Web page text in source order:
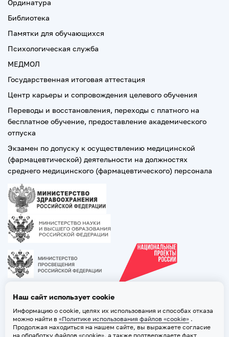
Ординатура
Библиотека
Памятки для обучающихся
Психологическая служба
МЕДМОЛ
Государственная итоговая аттестация
Центр карьеры и сопровождения целевого обучения
Переводы и восстановления, переходы с платного на
бесплатное обучение, предоставление академического
отпуска
Экзамен по допуску к осуществлению медицинской
(фармацевтической) деятельности на должностях
среднего медицинского (фармацевтического) персонала
Наш сайт использует cookie
Информацию о cookie, целях их использования и способах отказа
можно найти в «Политике использования файлов «cookie» .
Продолжая находиться на нашем сайте, вы выражаете согласие
на обработку файлов «cookie», а также подтверждаете факт